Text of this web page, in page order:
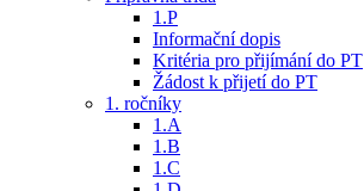
1.P
Informační dopis
Kritéria pro přijímání do PT
Žádost k přijetí do PT
1. ročníky
1.A
1.B
1.C